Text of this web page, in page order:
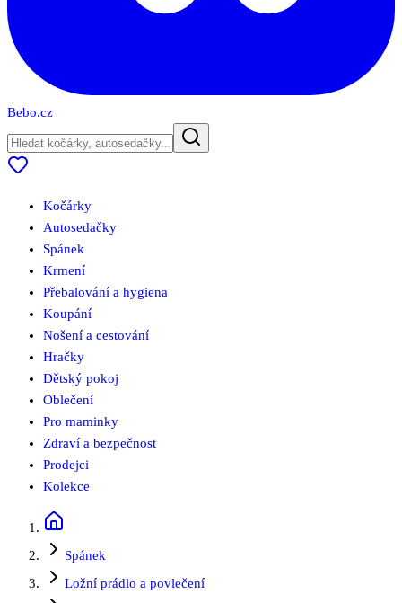
Bebo.cz
Kočárky
Autosedačky
Spánek
Krmení
Přebalování a hygiena
Koupání
Nošení a cestování
Hračky
Dětský pokoj
Oblečení
Pro maminky
Zdraví a bezpečnost
Prodejci
Kolekce
Spánek
Ložní prádlo a povlečení